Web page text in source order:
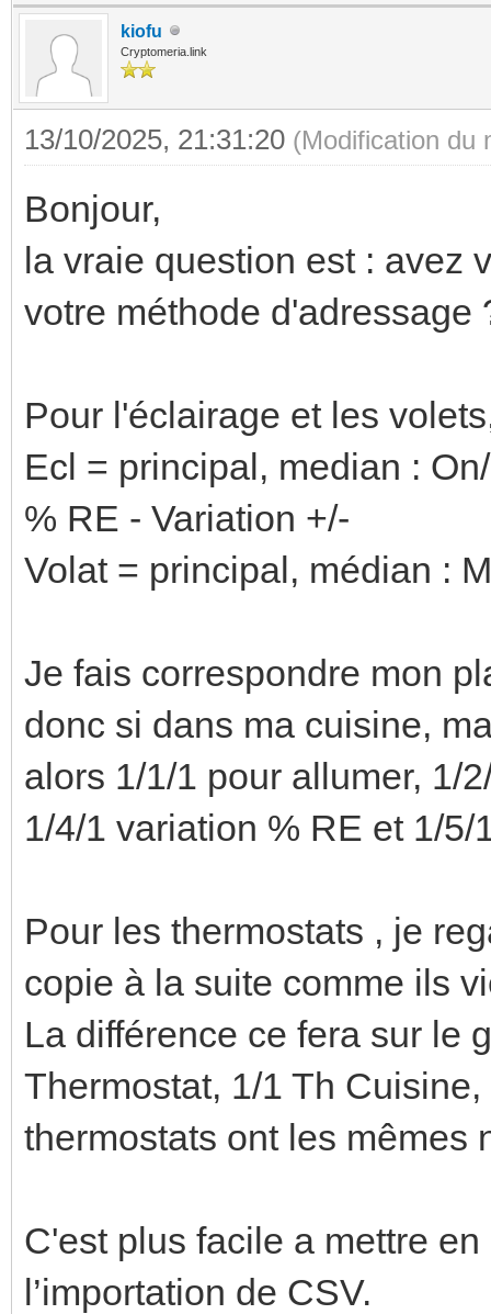
kiofu
Cryptomeria.link
13/10/2025, 21:31:20 (Modification du
Bonjour,
la vraie question est : avez
votre méthode d'adressage
Pour l'éclairage et les
Ecl = principal, median :
% RE - Variation +/-
Volat = principal, médian :
Je fais correspondre mon
donc si dans ma cuisine,
alors 1/1/1 pour allumer, 1/
1/4/1 variation % RE et 1/5/
Pour les thermostats , je
copie à la suite comme ils
La différence ce fera sur le
Thermostat, 1/1 Th
thermostats ont les mêmes
C'est plus facile a mettre
l’importation de CSV.